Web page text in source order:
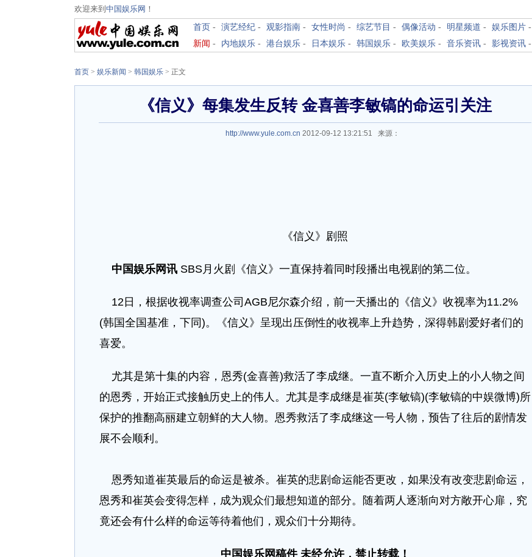
欢迎来到 中国娱乐网 ！
首页 - 演艺经纪 - 观影指南 - 女性时尚 - 综艺节目 - 偶像活动 - 明星频道 - 娱乐图片 -
新闻 - 内地娱乐 - 港台娱乐 - 日本娱乐 - 韩国娱乐 - 欧美娱乐 - 音乐资讯 - 影视资讯 -
首页 > 娱乐新闻 > 韩国娱乐 > 正文
《信义》每集发生反转 金喜善李敏镐的命运引关注
http://www.yule.com.cn 2012-09-12 13:21:51 来源：
《信义》剧照
中国娱乐网讯 SBS月火剧《信义》一直保持着同时段播出电视剧的第二位。
12日，根据收视率调查公司AGB尼尔森介绍，前一天播出的《信义》收视率为11.2%
(韩国全国基准，下同)。《信义》呈现出压倒性的收视率上升趋势，深得韩剧爱好者们的
喜爱。
尤其是第十集的内容，恩秀(金喜善)救活了李成继。一直不断介入历史上的小人物之间
的恩秀，开始正式接触历史上的伟人。尤其是李成继是崔英(李敏镐)(李敏镐的中娱微博)所
保护的推翻高丽建立朝鲜的大人物。恩秀救活了李成继这一号人物，预告了往后的剧情发
展不会顺利。
恩秀知道崔英最后的命运是被杀。崔英的悲剧命运能否更改，如果没有改变悲剧命运，
恩秀和崔英会变得怎样，成为观众们最想知道的部分。随着两人逐渐向对方敞开心扉，究
竟还会有什么样的命运等待着他们，观众们十分期待。
中国娱乐网稿件 未经允许，禁止转载！